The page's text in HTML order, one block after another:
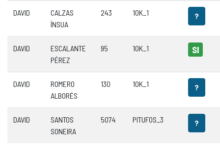
DAVID
CALZAS
ÍNSUA
243 10K_1 ?
DAVID
ESCALANTE
PÉREZ
95 10K_1 SI
DAVID
ROMERO
ALBORÉS
130 10K_1 ?
DAVID
SANTOS
SONEIRA
5074 PITUFOS_3 ?